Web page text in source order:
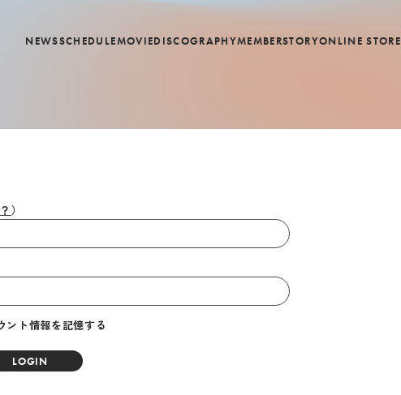
NEWSSCHEDULEMOVIEDISCOGRAPHYMEMBERSTORYONLINE STORE
）
ント情報を記憶する
LOGIN